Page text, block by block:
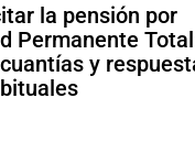
la pensión por
Permanente
y